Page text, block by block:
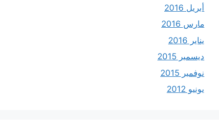
أبريل 2016
مارس 2016
يناير 2016
ديسمبر 2015
نوفمبر 2015
يونيو 2012